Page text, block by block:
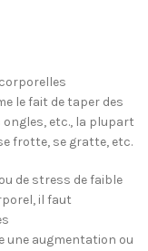
le fait de taper des
etc., la plupart
frotte, se gratte, etc.
de stress de faible
il faut
une augmentation ou